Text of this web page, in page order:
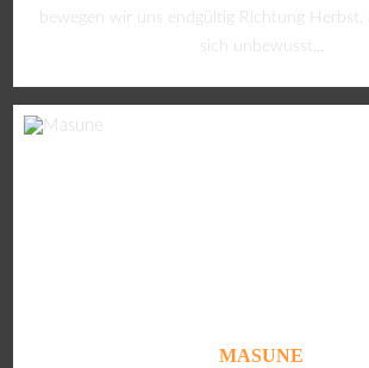
bewegen wir uns endgültig Richtung Herbst.
sich unbewusst...
MASUNE